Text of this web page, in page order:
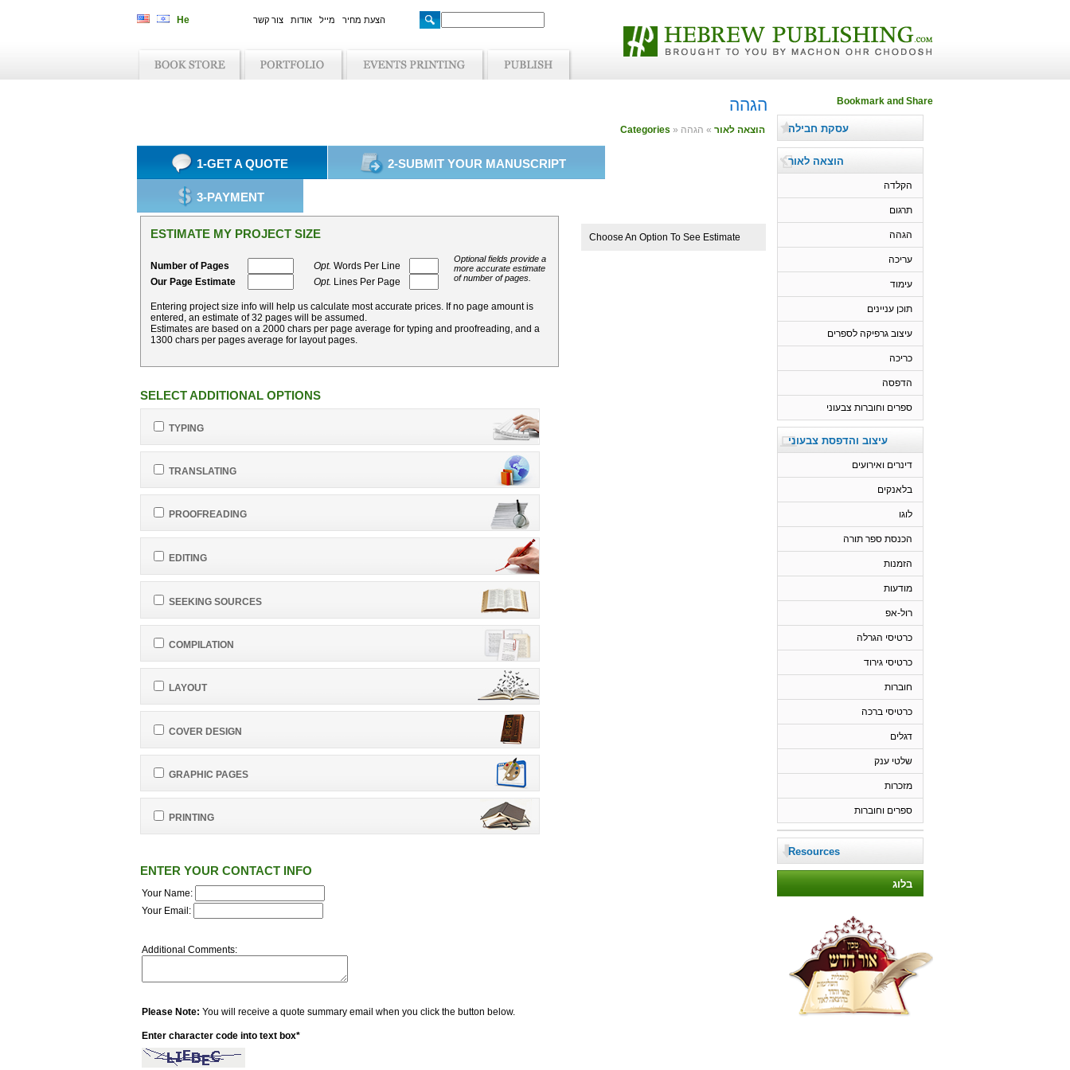
הצעת מחיר מייל אודות צור קשר
הגהה
Categories » הוצאה לאור » הגהה
1-GET A QUOTE 2-SUBMIT YOUR MANUSCRIPT
3-PAYMENT
ESTIMATE MY PROJECT SIZE
Optional fields provide a
more accurate estimate
of number of pages.
Number of Pages Opt. Words Per Line
Our Page Estimate
Opt. Lines Per Page
Entering project size info will help us calculate most accurate prices. If no page amount is
entered, an estimate of 32 pages will be assumed.
Estimates are based on a 2000 chars per page average for typing and proofreading, and a
1300 chars per pages average for layout pages.
SELECT ADDITIONAL OPTIONS
TYPING
TRANSLATING
PROOFREADING
EDITING
SEEKING SOURCES
COMPILATION
LAYOUT
COVER DESIGN
GRAPHIC PAGES
PRINTING
ENTER YOUR CONTACT INFO
Your Name:
Your Email:
Additional Comments:
Please Note: You will receive a quote summary email when you click the button below.
Enter character code into text box*
Choose An Option To See Estimate
עסקת חבילה
הוצאה לאור
הקלדה
תרגום
הגהה
עריכה
עימוד
תוכן עניינים
עיצוב גרפיקה לספרים
כריכה
הדפסה
ספרים וחוברות צבעוני
עיצוב והדפסת צבעוני
דינרים ואירועים
בלאנקים
לוגו
הכנסת ספר תורה
הזמנות
מודעות
רול-אפ
כרטיסי הגרלה
כרטיסי גירוד
חוברות
כרטיסי ברכה
דגלים
שלטי ענק
מזכרות
ספרים וחוברות
Resources
בלוג